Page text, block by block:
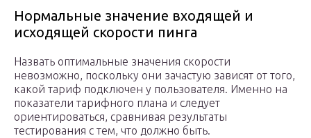
Нормальные значение входящей и
исходящей скорости пинга
Назвать оптимальные значения скорости
невозможно, поскольку они зачастую зависят от того,
какой тариф подключен у пользователя. Именно на
показатели тарифного плана и следует
ориентироваться, сравнивая результаты
тестирования с тем, что должно быть.